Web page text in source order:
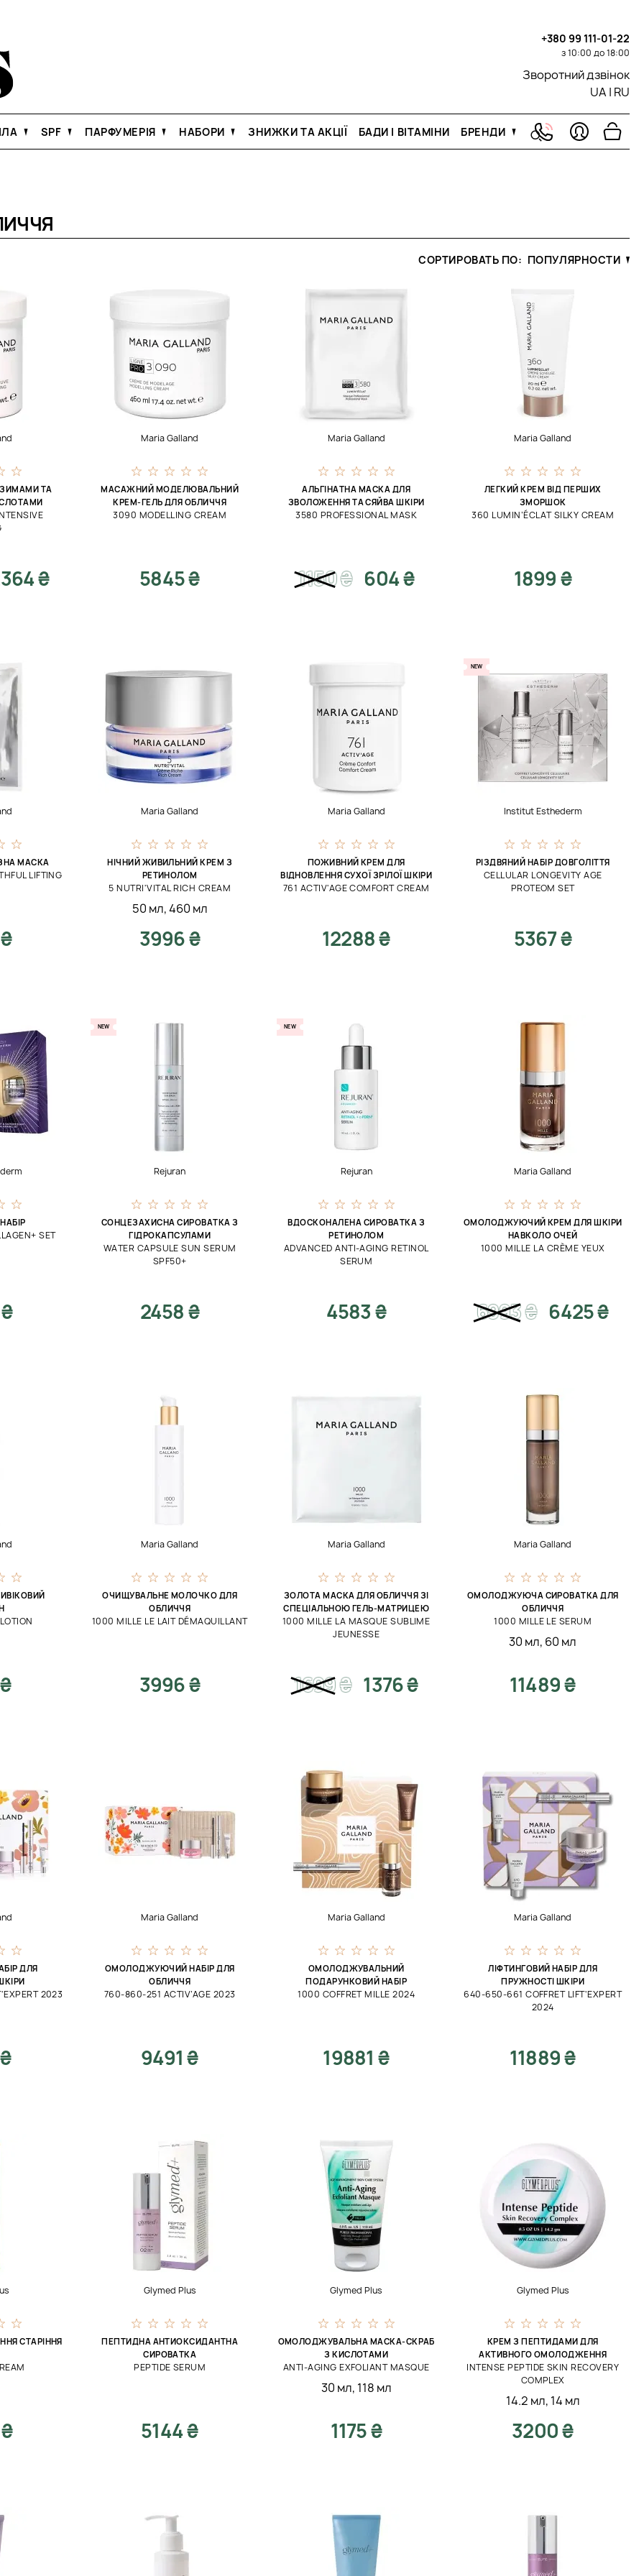
+380 99 111-01-22
з 10:00 до 18:00
Зворотний дзвінок
UA | RU
SPF ПАРФУМЕРІЯ НАБОРИ ЗНИЖКИ ТА АКЦІЇ БАДИ І ВІТАМІНИ БРЕНДИ
СОРТИРОВАТЬ ПО: ПОПУЛЯРНОСТИ
ТА
₴
Maria Galland
МАСАЖНИЙ МОДЕЛЮВАЛЬНИЙ
КРЕМ-ГЕЛЬ ДЛЯ ОБЛИЧЧЯ
3090 MODELLING CREAM
5845 ₴
Maria Galland
АЛЬГІНАТНА МАСКА ДЛЯ
ЗВОЛОЖЕННЯ ТА СЯЙВА ШКІРИ
3580 PROFESSIONAL MASK
1150₴ 604 ₴
Maria Galland
ЛЕГКИЙ КРЕМ ВІД ПЕРШИХ
ЗМОРШОК
360 LUMIN’ÉCLAT SILKY CREAM
1899 ₴
МАСКА
LIFTING
Maria Galland
НІЧНИЙ ЖИВИЛЬНИЙ КРЕМ З
РЕТИНОЛОМ
5 NUTRI'VITAL RICH CREAM
50 мл,460 мл
3996 ₴
Maria Galland
ПОЖИВНИЙ КРЕМ ДЛЯ
ВІДНОВЛЕННЯ СУХОЇ ЗРІЛОЇ ШКІРИ
761 ACTIV'AGE COMFORT CREAM
12288 ₴
NEW
Institut Esthederm
РІЗДВЯНИЙ НАБІР ДОВГОЛІТТЯ
CELLULAR LONGEVITY AGE
PROTEOM SET
5367 ₴
SET
NEW
Rejuran
СОНЦЕЗАХИСНА СИРОВАТКА З
ГІДРОКАПСУЛАМИ
WATER CAPSULE SUN SERUM
SPF50+
2458 ₴
NEW
Rejuran
ВДОСКОНАЛЕНА СИРОВАТКА З
РЕТИНОЛОМ
ADVANCED ANTI-AGING RETINOL
SERUM
4583 ₴
Maria Galland
ОМОЛОДЖУЮЧИЙ КРЕМ ДЛЯ ШКІРИ
НАВКОЛО ОЧЕЙ
1000 MILLE LA CRÈME YEUX
6993₴ 6425 ₴
Maria Galland
ОЧИЩУВАЛЬНЕ МОЛОЧКО ДЛЯ
ОБЛИЧЧЯ
1000 MILLE LE LAIT DÉMAQUILLANT
3996 ₴
Maria Galland
ЗОЛОТА МАСКА ДЛЯ ОБЛИЧЧЯ ЗІ
СПЕЦІАЛЬНОЮ ГЕЛЬ-МАТРИЦЕЮ
1000 MILLE LA MASQUE SUBLIME
JEUNESSE
1699₴ 1376 ₴
Maria Galland
ОМОЛОДЖУЮЧА СИРОВАТКА ДЛЯ
ОБЛИЧЧЯ
1000 MILLE LE SERUM
30 мл, 60 мл
11489 ₴
ДЛЯ
2023
Maria Galland
ОМОЛОДЖУЮЧИЙ НАБІР ДЛЯ
ОБЛИЧЧЯ
760-860-251 ACTIV’AGE 2023
9491 ₴
Maria Galland
ОМОЛОДЖУВАЛЬНИЙ
ПОДАРУНКОВИЙ НАБІР
1000 COFFRET MILLE 2024
19881 ₴
Maria Galland
ЛІФТИНГОВИЙ НАБІР ДЛЯ
ПРУЖНОСТІ ШКІРИ
640-650-661 COFFRET LIFT'EXPERT
2024
11889 ₴
СТАРІННЯ
Glymed Plus
ПЕПТИДНА АНТИОКСИДАНТНА
СИРОВАТКА
PEPTIDE SERUM
5144 ₴
Glymed Plus
ОМОЛОДЖУВАЛЬНА МАСКА-СКРАБ
З КИСЛОТАМИ
ANTI-AGING EXFOLIANT MASQUE
30 мл, 118 мл
1175 ₴
Glymed Plus
КРЕМ З ПЕПТИДАМИ ДЛЯ
АКТИВНОГО ОМОЛОДЖЕННЯ
INTENSE PEPTIDE SKIN RECOVERY
COMPLEX
14.2 мл, 14 мл
3200 ₴